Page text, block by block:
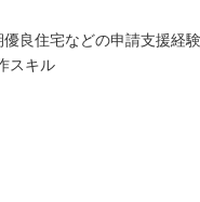
優良住宅などの申請支援経験
スキル